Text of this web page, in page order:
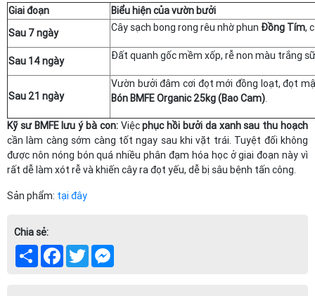
Giai đoạn
Biểu hiện của vườn bưởi
Sau 7 ngày
Cây sạch bong rong rêu nhờ phun Đồng Tím,
Sau 14 ngày Đất quanh gốc mềm xốp, rễ non màu trắng
Sau 21 ngày
Vườn bưởi đâm cơi đọt mới đồng loạt, đọt
Bón BMFE Organic 25kg (Bao Cam)
Kỹ sư BMFE lưu ý bà con:Việcphục hồi bưởi da xanh sau thu hoạch
cần làm càng sớm càng tốt ngay sau khi vặt trái. Tuyệt đối không
được nôn nóng bón quá nhiều phân đạm hóa học ở giai đoạn này vì
rất dễ làm xót rễ và khiến cây ra đọt yếu, dễ bị sâu bệnh tấn công.
Sản phẩm: tại đây
Chia sẻ:
Share Facebook
Twitter